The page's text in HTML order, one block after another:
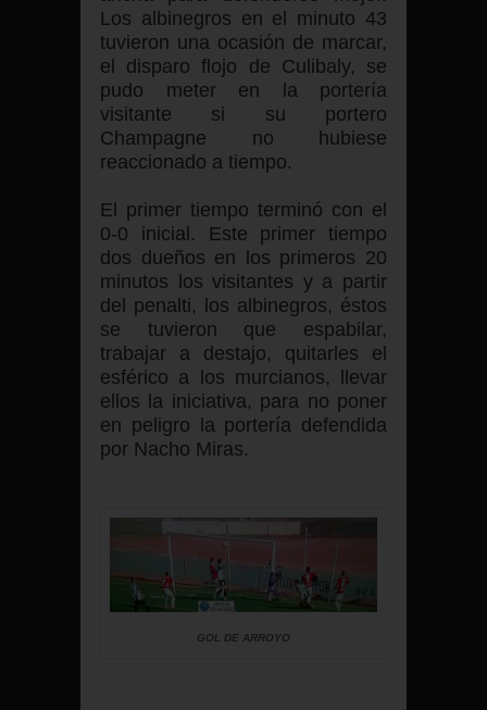
Los albinegros en el minuto 43
tuvieron una ocasión de marcar,
el disparo flojo de Culibaly, se
pudo meter en la portería
visitante si su portero
Champagne no hubiese
reaccionado a tiempo.
El primer tiempo terminó con el
0-0 inicial. Este primer tiempo
dos dueños en los primeros 20
minutos los visitantes y a partir
del penalti, los albinegros, éstos
se tuvieron que espabilar,
trabajar a destajo, quitarles el
esférico a los murcianos, llevar
ellos la iniciativa, para no poner
en peligro la portería defendida
por Nacho Miras.
GOL DE ARROYO